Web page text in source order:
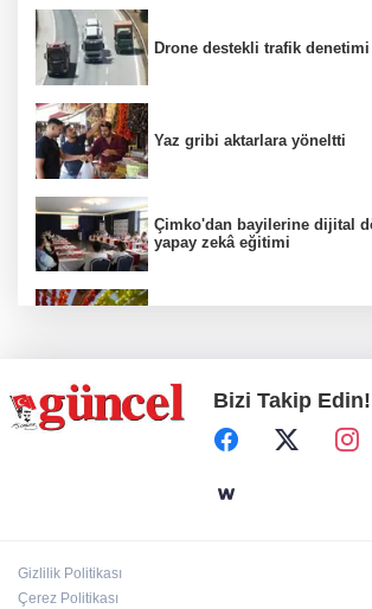
Drone destekli trafik denetimi
Yaz gribi aktarlara yöneltti
Çimko'dan bayilerine dijital
yapay zekâ eğitimi
Hamileler denize veya
Bizi Takip Edin!
Gizlilik Politikası
Çerez Politikası